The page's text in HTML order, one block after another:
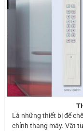
Là những thiết bị để
chỉnh thang máy. Vật